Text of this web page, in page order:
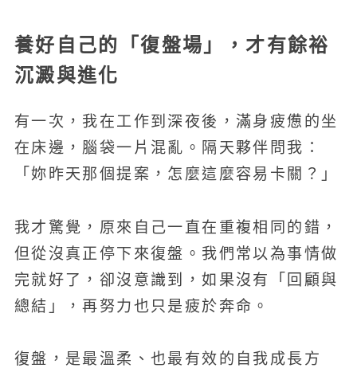
養好自己的「復盤場」，才有餘裕
沉澱與進化
有一次，我在工作到深夜後，滿身疲憊的坐
在床邊，腦袋一片混亂。隔天夥伴問我：
「妳昨天那個提案，怎麼這麼容易卡關？」
我才驚覺，原來自己一直在重複相同的錯，
但從沒真正停下來復盤。我們常以為事情做
完就好了，卻沒意識到，如果沒有「回顧與
總結」，再努力也只是疲於奔命。
復盤，是最溫柔、也最有效的自我成長方